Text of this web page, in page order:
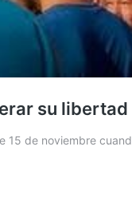
su libertad
de noviembre